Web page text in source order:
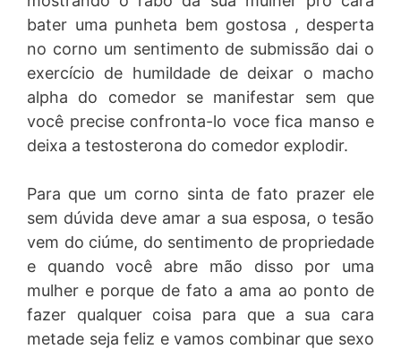
bater uma punheta bem gostosa , desperta
no corno um sentimento de submissão dai o
exercício de humildade de deixar o macho
alpha do comedor se manifestar sem que
você precise confronta-lo voce fica manso e
deixa a testosterona do comedor explodir.
Para que um corno sinta de fato prazer ele
sem dúvida deve amar a sua esposa, o tesão
vem do ciúme, do sentimento de propriedade
e quando você abre mão disso por uma
mulher e porque de fato a ama ao ponto de
fazer qualquer coisa para que a sua cara
metade seja feliz e vamos combinar que sexo